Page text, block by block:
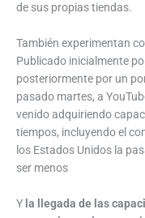
de sus propias tiendas.
También experimentan
Publicado inicialmente
posteriormente por un
pasado martes, a
venido adquiriendo
tiempos, incluyendo el
los Estados Unidos la
ser menos
Y la llegada de las